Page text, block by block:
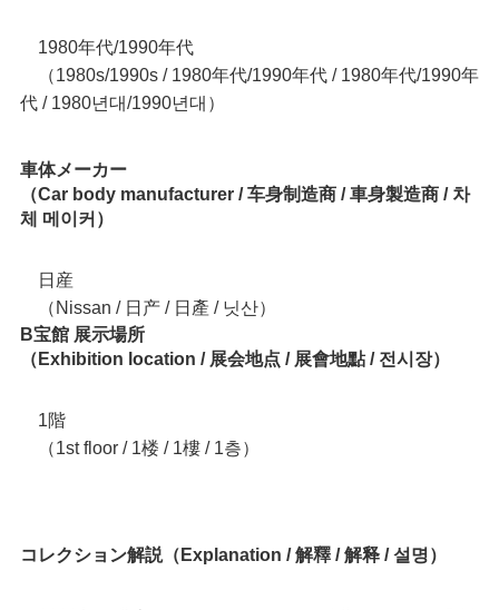
1980年代/1990年代
（1980s/1990s / 1980年代/1990年代 / 1980年代/1990年
代 / 1980년대/1990년대）
車体メーカー
（Car body manufacturer / 车身制造商 / 車身製造商 / 차
체 메이커）
日産
（Nissan / 日产 / 日產 / 닛산）
B宝館 展示場所
（Exhibition location / 展会地点 / 展會地點 / 전시장）
1階
（1st floor / 1楼 / 1樓 / 1층）
コレクション解説（Explanation / 解釋 / 解释 / 설명）